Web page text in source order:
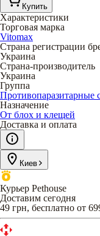
Купить
Характеристики
Торговая марка
Vitomax
Страна регистрации
Украина
Страна-производитель
Украина
Группа
Противопаразитарные
Назначение
От блох и клещей
Доставка и оплата
Киев
Курьер Pethouse
Доставим сегодня
49 грн, бесплатно от